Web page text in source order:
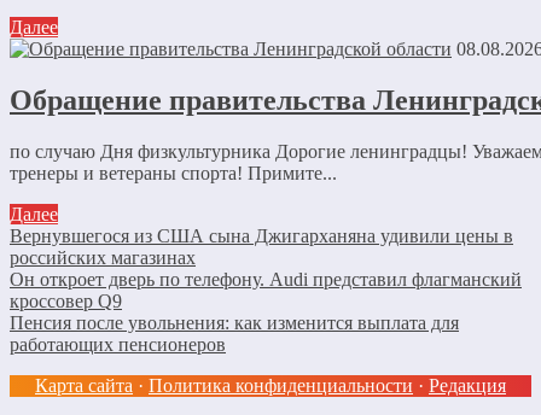
Далее
Обращение правительства
по случаю Дня физкультурника Дорогие ленинградцы!
тренеры и ветераны спорта! Примите...
Далее
Вернувшегося из США сына Джигарханяна удивили цены в
российских магазинах
Он откроет дверь по телефону. Audi представил флагманский
кроссовер Q9
Пенсия после увольнения: как изменится выплата для
работающих пенсионеров
Карта сайта · Политика конфиденциальности · Редакция